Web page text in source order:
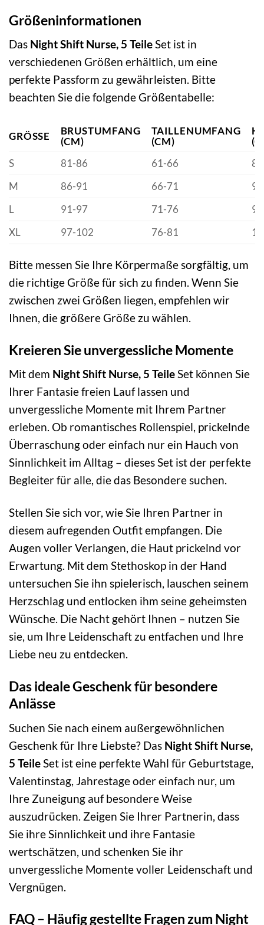
Größeninformationen
Das Night Shift Nurse, 5 TeileSet ist in
verschiedenen Größen erhältlich, um eine
perfekte Passform zu gewährleisten. Bitte
beachten Sie die folgende Größentabelle:
GRÖSSE
BRUSTUMFANG
(CM)
TAILLENUMFANG
(CM)
S
81-86 61-66
M
86-91 66-71
L
91-97 71-76
XL
97-102 76-81
Bitte messen Sie Ihre Körpermaße sorgfältig, um
die richtige Größe für sich zu finden. Wenn Sie
zwischen zwei Größen liegen, empfehlen wir
Ihnen, die größere Größe zu wählen.
Kreieren Sie unvergessliche Momente
Mit dem Night Shift Nurse, 5 TeileSet können Sie
Ihrer Fantasie freien Lauf lassen und
unvergessliche Momente mit Ihrem Partner
erleben. Ob romantisches Rollenspiel, prickelnde
Überraschung oder einfach nur ein Hauch von
Sinnlichkeit im Alltag – dieses Set ist der perfekte
Begleiter für alle, die das Besondere suchen.
Stellen Sie sich vor, wie Sie Ihren Partner in
diesem aufregenden Outfit empfangen. Die
Augen voller Verlangen, die Haut prickelnd vor
Erwartung. Mit dem Stethoskop in der Hand
untersuchen Sie ihn spielerisch, lauschen seinem
Herzschlag und entlocken ihm seine geheimsten
Wünsche. Die Nacht gehört Ihnen – nutzen Sie
sie, um Ihre Leidenschaft zu entfachen und Ihre
Liebe neu zu entdecken.
Das ideale Geschenk für besondere
Anlässe
Suchen Sie nach einem außergewöhnlichen
Geschenk für Ihre Liebste? Das Night Shift Nurse,
5 Teile Set ist eine perfekte Wahl für Geburtstage,
Valentinstag, Jahrestage oder einfach nur, um
Ihre Zuneigung auf besondere Weise
auszudrücken. Zeigen Sie Ihrer Partnerin, dass
Sie ihre Sinnlichkeit und ihre Fantasie
wertschätzen, und schenken Sie ihr
unvergessliche Momente voller Leidenschaft und
Vergnügen.
FAQ – Häufig gestellte Fragen zum Night